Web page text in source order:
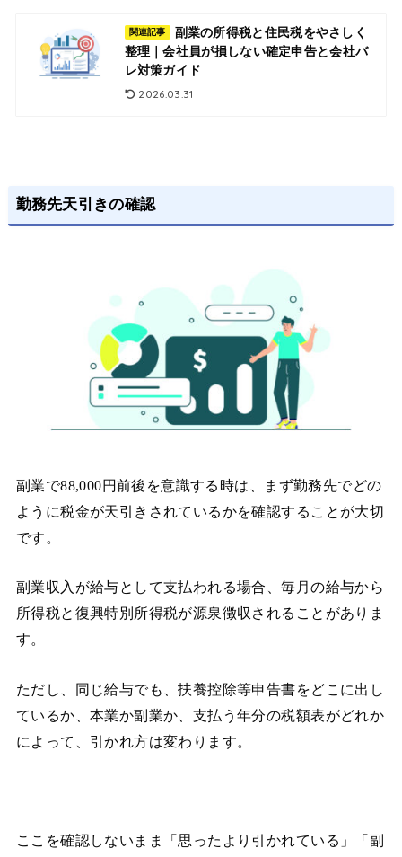
関連記事
副業の所得税と住民税をやさしく
整理｜会社員が損しない確定申告と会社バ
レ対策ガイド
2026.03.31
勤務先天引きの確認
副業で88,000円前後を意識する時は、まず勤務先でどの
ように税金が天引きされているかを確認することが大切
です。
副業収入が給与として支払われる場合、毎月の給与から
所得税と復興特別所得税が源泉徴収されることがありま
す。
ただし、同じ給与でも、扶養控除等申告書をどこに出し
ているか、本業か副業か、支払う年分の税額表がどれか
によって、引かれ方は変わります。
ここを確認しないまま「思ったより引かれている」「副